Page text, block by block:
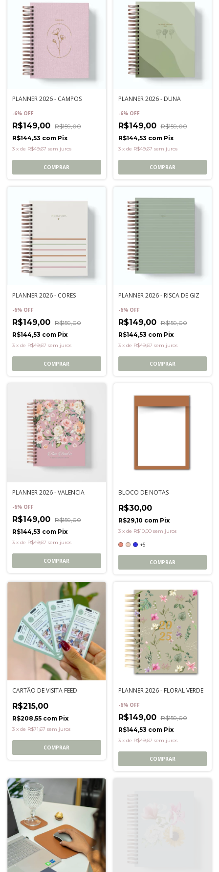
PLANNER 2026 - CAMPOS
-6% OFF
R$149,00 R$159,00
R$144,53 com Pix
3 x de R$49,67 sem juros
COMPRAR
PLANNER 2026 - DUNA
-6% OFF
R$149,00 R$159,00
R$144,53 com Pix
3 x de R$49,67 sem juros
COMPRAR
PLANNER 2026 - CORES
-6% OFF
R$149,00 R$159,00
R$144,53 com Pix
3 x de R$49,67 sem juros
COMPRAR
PLANNER 2026 - RISCA DE GIZ
-6% OFF
R$149,00 R$159,00
R$144,53 com Pix
3 x de R$49,67 sem juros
COMPRAR
PLANNER 2026 - VALENCIA
-6% OFF
R$149,00 R$159,00
R$144,53 com Pix
3 x de R$49,67 sem juros
COMPRAR
BLOCO DE NOTAS
R$30,00
R$29,10 com Pix
3 x de R$10,00 sem juros
+5
COMPRAR
CARTÃO DE VISITA FEED
R$215,00
R$208,55 com Pix
3 x de R$71,67 sem juros
COMPRAR
PLANNER 2026 - FLORAL VERDE
-6% OFF
R$149,00 R$159,00
R$144,53 com Pix
3 x de R$49,67 sem juros
COMPRAR